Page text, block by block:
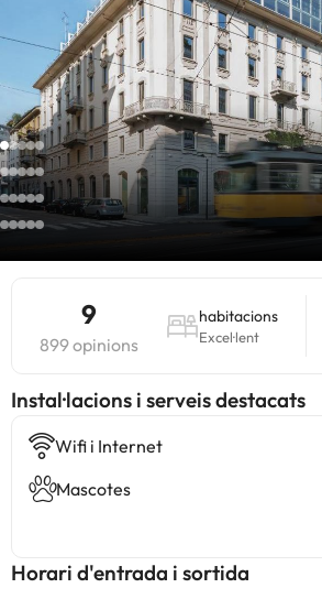
9
899 opinions
habitacions
Excel·lent
Instal·lacions i serveis destacats
Wifi i Internet
Mascotes
Horari d'entrada i sortida